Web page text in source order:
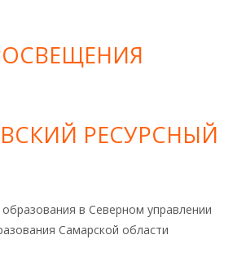
РЕСУРСНЫЙ
в Северном управлении
Самарской области